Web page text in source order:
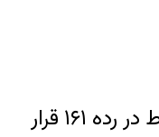
عراق که اخیرا مجوز فعالیت خبرگزاری رویترز را به خاطر گزارشی درباره شیوع کرونا در این کشور سه ماه لغو کرد، با شش پله سقوط در رده ۱۶۱‌ قرار